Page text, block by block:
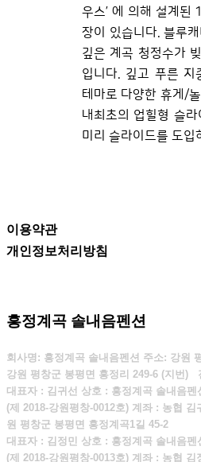
우스’ 에 의해 설계된
장이 있습니다. 블루
깊은 계곡 청정수가
입니다. 깊고 푸른 지
테마로 다양한 휴게/
내최초의 업힐형 슬라
미리 슬라이드를 도입
이용약관
개인정보처리방침
흥정계곡 솔내음펜션
회사명: 흥정계곡 솔내음펜션 주소: 강원
강원 평창군 봉평면 흥정리 249-6 (지번)
대표자 : 김귀선 상호 : 흥정계곡 솔내음펜
(제 2018-강원평창-0012호) 계좌 : 농협
원 평창군 봉평면 흥정계곡1길 45-2
대표자 : 김정민 상호 : 흥정계곡 솔내음펜
(제 2018-강원평창-0013호) 계좌 : 농협